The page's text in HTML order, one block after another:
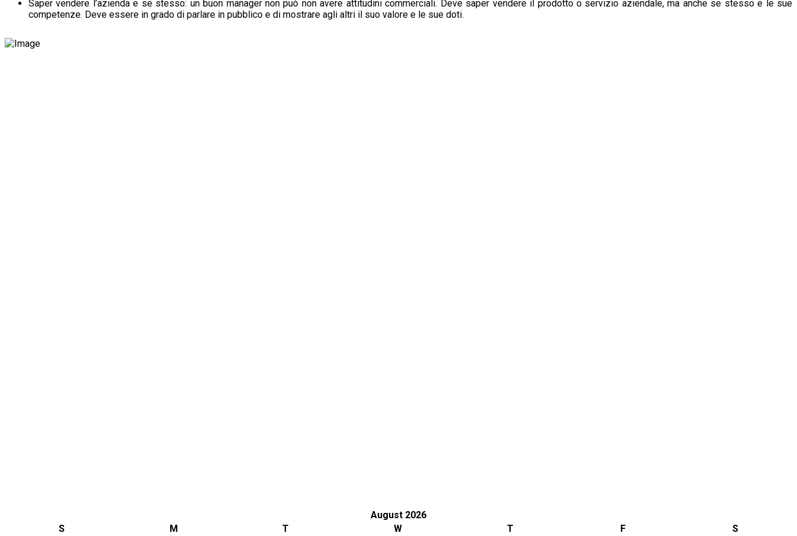
Saper vendere l’azienda e se stesso: un buon manager non può non avere attitudini commerciali. Deve saper vendere il prodotto o servizio aziendale, ma anche se stesso e le sue
competenze. Deve essere in grado di parlare in pubblico e di mostrare agli altri il suo valore e le sue doti.
August 2026
S
M T W T F
S